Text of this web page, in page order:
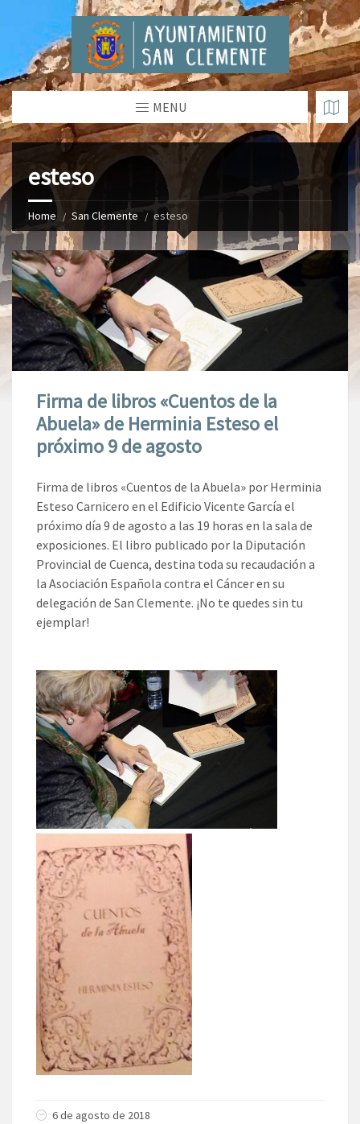
MENU
esteso
Home San Clemente esteso
Firma de libros «Cuentos de la
Abuela» de Herminia Esteso el
próximo 9 de agosto
Firma de libros «Cuentos de la Abuela» por Herminia
Esteso Carnicero en el Edificio Vicente García el
próximo día 9 de agosto a las 19 horas en la sala de
exposiciones. El libro publicado por la Diputación
Provincial de Cuenca, destina toda su recaudación a
la Asociación Española contra el Cáncer en su
delegación de San Clemente. ¡No te quedes sin tu
ejemplar!
6 de agosto de 2018